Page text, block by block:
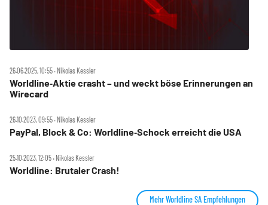
26.06.2025, 10:55 ‧ Nikolas Kessler
Worldline‑Aktie crasht – und weckt böse Erinnerungen an
Wirecard
26.10.2023, 09:55 ‧ Nikolas Kessler
PayPal, Block & Co: Worldline‑Schock erreicht die USA
25.10.2023, 12:05 ‧ Nikolas Kessler
Worldline: Brutaler Crash!
Mehr Worldline SA Empfehlungen